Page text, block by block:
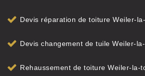
Devis réparation de toiture Weiler-
Devis changement de tuile Weiler-
Rehaussement de toiture Weiler-la-